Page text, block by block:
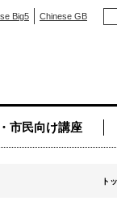
Big5 Chinese GB
市民向け講座
ト